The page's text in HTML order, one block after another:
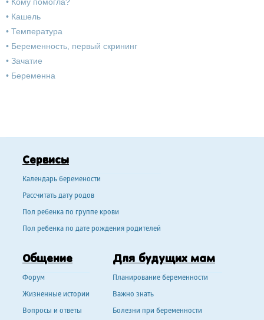
• Кашель
• Температура
• Беременность, первый скрининг
• Зачатие
• Беременна
Сервисы
Календарь беремености
Рассчитать дату родов
Пол ребенка по группе крови
Пол ребенка по дате рождения родителей
Общение
Форум
Жизненные истории
Вопросы и ответы
Для будущих мам
Планирование беременности
Важно знать
Болезни при беременности